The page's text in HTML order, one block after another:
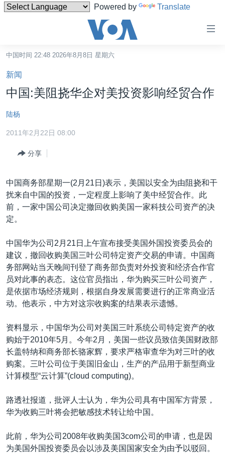
Powered by Translate
碍
链
接
转
内
到
导
航
跳
到
检
索
台湾
港澳
国际
印太
中东
非洲
美洲
全球议题
经济·金融·贸易
人权·法律·宗教
军事
劳工
环境
美中关系
热点专题
国会报道
美中关系
美国建国250周年
埃博拉疫情
重要讲话与声明
台海两岸关系
南中国海争端
关注新疆
VOA今日焦点
中文广播
关注我们
其他语言网站
中国时间 22:48 2026年8月8日 星期六
新闻
中国:美阻挠华企对美投资影响经贸合作
陆杨
2011年2月22日 08:00
分享
中国商务部星期一(2月21日)表示，美国以安全为由阻挠和干
扰来自中国的投资，一定程度上影响了美中经贸合作。此
前，一家中国公司决定撤回收购美国一家科技公司资产的决
定。
中国华为公司2月21日上午宣布接受美国外国投资委员会的
建议，撤回收购美国三叶公司特定资产交易的申请。中国商
务部网站当天晚间刊登了商务部负责对外投资和经济合作官
员对此事的表态。这位官员指出，华为购买三叶公司资产，
是依据市场经济规则，根据自身发展需要进行的正常商业活
动。他表示，中方对这宗收购案的结果表示遗憾。
资料显示，中国华为公司对美国三叶系统公司特定资产的收
购始于2010年5月。今年2月，美国一些议员致信美国财政部
长盖特纳和商务部长骆家辉，要求严格审查华为对三叶的收
购案。三叶公司位于美国旧金山，生产的产品用于新型商业
计算模型“云计算”(cloud computing)。
路透社报道，批评人士认为，华为公司具有中国军方背景，
华为收购三叶将会把敏感技术转让给中国。
此前，华为公司2008年收购美国3com公司的申请，也是因
为美国外国投资委员会以涉及美国国家安全为由予以驳回。